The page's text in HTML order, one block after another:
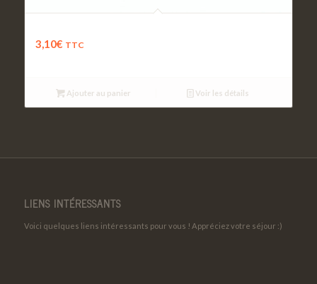
3,10€ TTC
Ajouter au panier Voir les détails
LIENS INTÉRESSANTS
Voici quelques liens intéressants pour vous ! Appréciez votre séjour :)